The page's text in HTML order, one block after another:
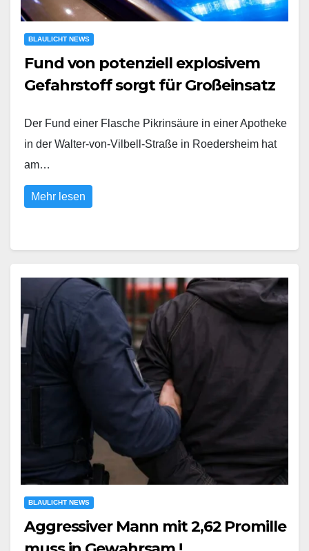
BLAULICHT NEWS
Fund von potenziell explosivem
Gefahrstoff sorgt für Großeinsatz
Der Fund einer Flasche Pikrinsäure in einer Apotheke
in der Walter-von-Vilbell-Straße in Roedersheim hat
am…
Mehr lesen
BLAULICHT NEWS
Aggressiver Mann mit 2,62 Promille